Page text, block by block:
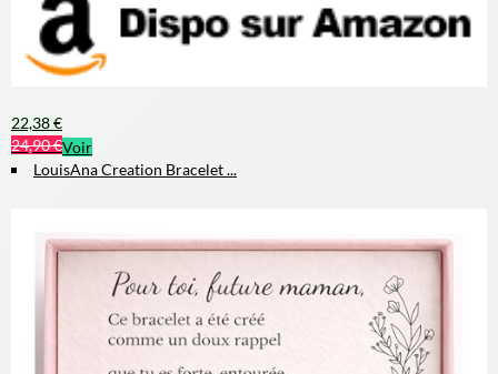
22,38 €
24,90 €Voir
LouisAna Creation Bracelet ...